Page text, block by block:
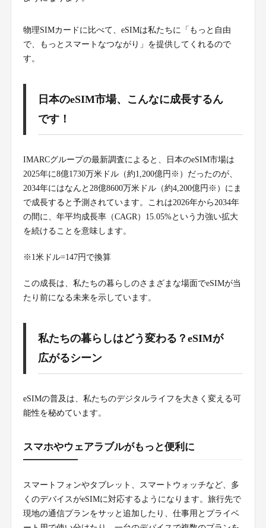
物理SIMカードに比べて、eSIMは私たちに「もっと自由
で、もっとスマートなつながり」を提供してくれるので
す。
日本のeSIM市場、こんなに成長するん
です！
IMARCグループの最新調査によると、日本のeSIM市場は
2025年に8億1730万米ドル（約1,200億円※）だったのが、
2034年にはなんと28億8600万米ドル（約4,200億円※）にま
で成長すると予測されています。これは2026年から2034年
の間に、年平均成長率（CAGR）15.05%という力強い拡大
を続けることを意味します。
※1米ドル=147円で換算
この成長は、私たちの暮らしのさまざまな場面でeSIMが当
たり前になる未来を示しています。
私たちの暮らしはどう変わる？eSIMが
広がるシーン
eSIMの普及は、私たちのデジタルライフを大きく変える可
能性を秘めています。
スマホやウェアラブルがもっと便利に
スマートフォンやタブレット、スマートウォッチなど、多
くのデバイスがeSIMに対応するようになります。旅行先で
現地の通信プランをサッと追加したり、仕事用とプライベ